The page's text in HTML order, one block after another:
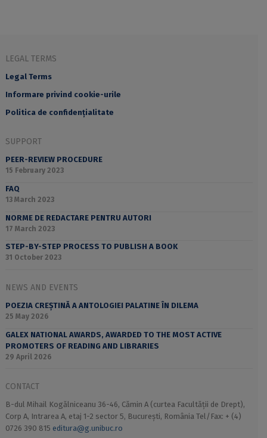
LEGAL TERMS
Legal Terms
Informare privind cookie-urile
Politica de confidențialitate
SUPPORT
PEER-REVIEW PROCEDURE
15 February 2023
FAQ
13 March 2023
NORME DE REDACTARE PENTRU AUTORI
17 March 2023
STEP-BY-STEP PROCESS TO PUBLISH A BOOK
31 October 2023
NEWS AND EVENTS
POEZIA CREȘTINĂ A ANTOLOGIEI PALATINE ÎN DILEMA
25 May 2026
GALEX NATIONAL AWARDS, AWARDED TO THE MOST ACTIVE
PROMOTERS OF READING AND LIBRARIES
29 April 2026
CONTACT
B-dul Mihail Kogălniceanu 36-46, Cămin A (curtea Facultății de Drept),
Corp A, Intrarea A, etaj 1-2 sector 5, București, România Tel/Fax: + (4)
0726 390 815 editura@g.unibuc.ro